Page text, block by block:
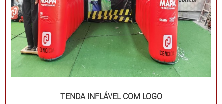
TENDA INFLÁVEL COM LOGO